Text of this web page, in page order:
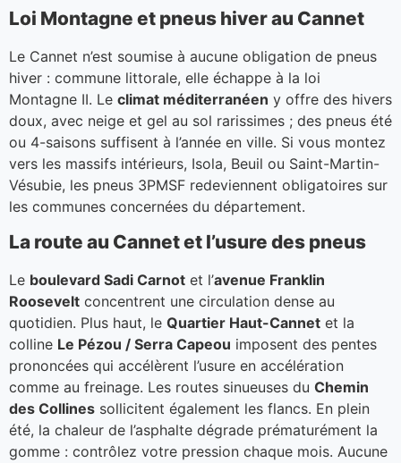
Loi Montagne et pneus hiver au Cannet
Le Cannet n’est soumise à aucune obligation de pneus
hiver : commune littorale, elle échappe à la loi
Montagne II. Le climat méditerranéen y offre des hivers
doux, avec neige et gel au sol rarissimes ; des pneus été
ou 4-saisons suffisent à l’année en ville. Si vous montez
vers les massifs intérieurs, Isola, Beuil ou Saint-Martin-
Vésubie, les pneus 3PMSF redeviennent obligatoires sur
les communes concernées du département.
La route au Cannet et l’usure des pneus
Le boulevard Sadi Carnot et l’avenue Franklin
Roosevelt concentrent une circulation dense au
quotidien. Plus haut, le Quartier Haut-Cannet et la
colline Le Pézou / Serra Capeou imposent des pentes
prononcées qui accélèrent l’usure en accélération
comme au freinage. Les routes sinueuses du Chemin
des Collines sollicitent également les flancs. En plein
été, la chaleur de l’asphalte dégrade prématurément la
gomme : contrôlez votre pression chaque mois. Aucune